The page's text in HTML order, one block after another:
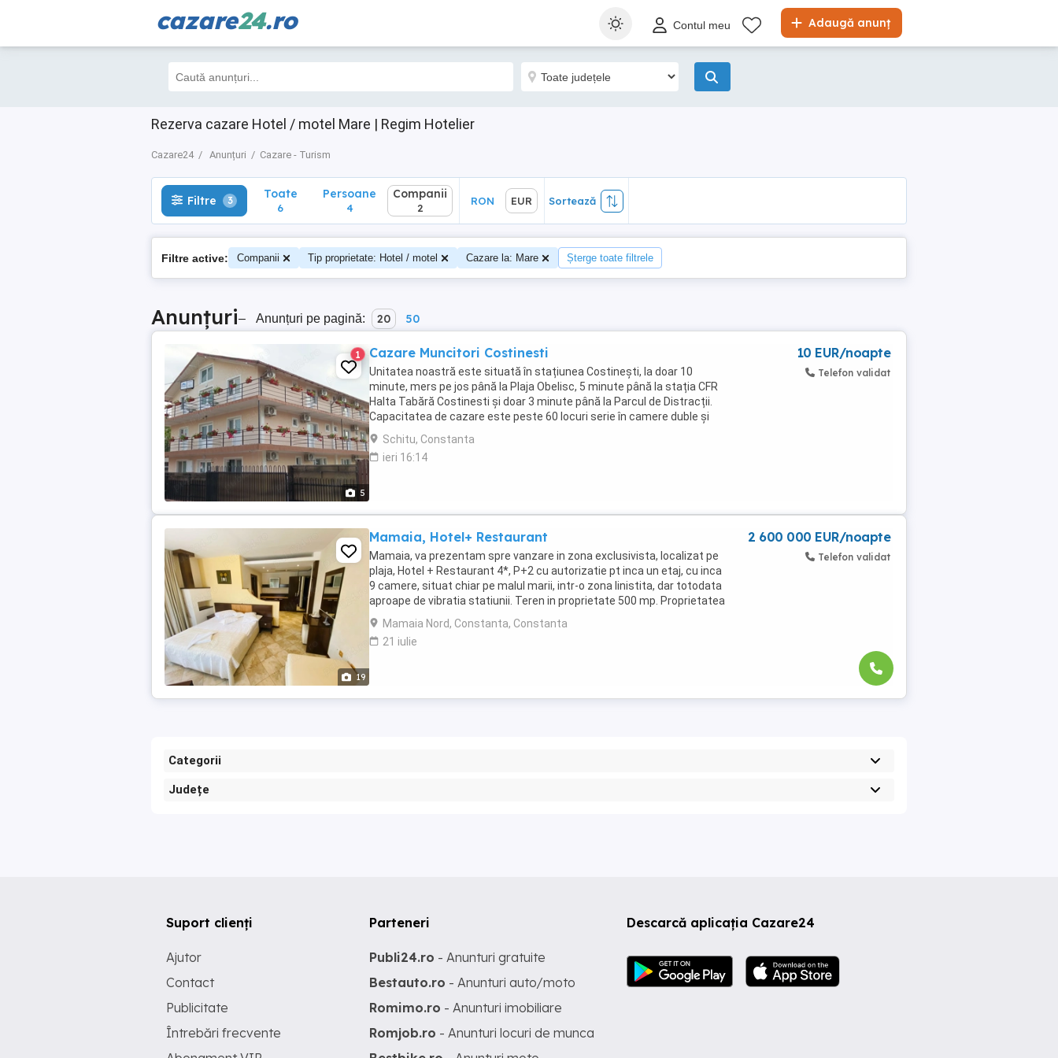
cazare24.ro Adaugă anunț
Contul meu
Rezerva cazare Hotel / motel Mare | Regim Hotelier
Cazare24 Anunțuri Cazare - Turism
Filtre 3 Toate
6
Filtre 3 Toate
6
Persoane
4
Companii
2
RON EUR Sortează
Filtre active: Companii Tip proprietate: Hotel / motel Cazare la: Mare Șterge toate filtrele
Anunțuri– Anunțuri pe pagină: 20 50
5
1 Cazare Muncitori Costinesti
Unitatea noastră este situată în stațiunea Costinești, la doar 10
minute, mers pe jos până la Plaja Obelisc, 5 minute până la stația CFR
Halta Tabără Costinesti și doar 3 minute până la Parcul de Distracții.
Capacitatea de cazare este peste 60 locuri serie în camere duble și
camere triple. Locația noastră ...
Schitu, Constanta
ieri 16:14
10 EUR/noapte
Telefon validat
19
Mamaia, Hotel+ Restaurant
Mamaia, va prezentam spre vanzare in zona exclusivista, localizat pe
plaja, Hotel + Restaurant 4*, P+2 cu autorizatie pt inca un etaj, cu inca
9 camere, situat chiar pe malul marii, intr-o zona linistita, dar totodata
aproape de vibratia statiunii. Teren in proprietate 500 mp. Proprietatea
dispune ...
Mamaia Nord, Constanta, Constanta
21 iulie
2 600 000 EUR/noapte
Telefon validat
Categorii
Județe
Descarcă aplicația Cazare24
Suport clienți
Ajutor
Contact
Publicitate
Întrebări frecvente
Parteneri
Publi24.ro - Anunturi gratuite
Bestauto.ro - Anunturi auto/moto
Romimo.ro - Anunturi imobiliare
Romjob.ro - Anunturi locuri de munca